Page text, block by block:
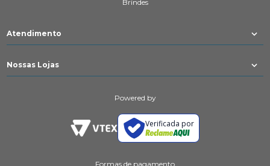
Brindes
Atendimento
Nossas Lojas
Powered by
Verificada por
Formas de pagamento